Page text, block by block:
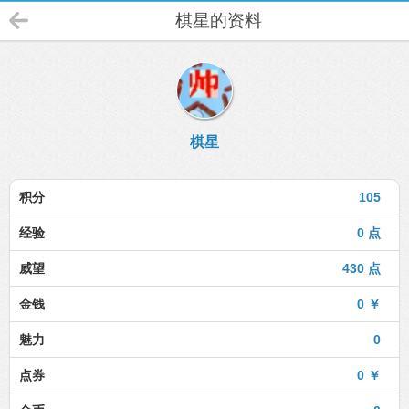
棋星的资料
棋星
105
积分
0 点
经验
430 点
威望
0 ￥
金钱
0
魅力
0 ￥
点券